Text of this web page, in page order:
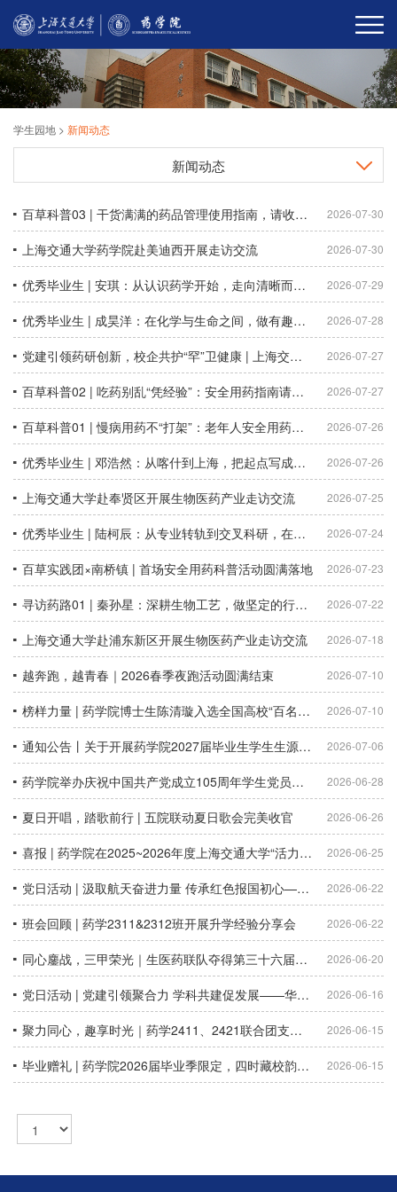
学生园地 > 新闻动态
新闻动态
百草科普03 | 干货满满的药品管理使用指南，请收好！ 2026-07-30
上海交通大学药学院赴美迪西开展走访交流 2026-07-30
优秀毕业生 | 安琪：从认识药学开始，走向清晰而坚定的选择 2026-07-29
优秀毕业生 | 成昊洋：在化学与生命之间，做有趣又有用的研究 2026-07-28
党建引领药研创新，校企共护“罕”卫健康 | 上海交通大学药学院与上药睿尔开展党建联建活动 2026-07-27
百草科普02 | 吃药别乱“凭经验”：安全用药指南请查收 2026-07-27
百草科普01 | 慢病用药不“打架”：老年人安全用药指南 2026-07-26
优秀毕业生 | 邓浩然：从喀什到上海，把起点写成向上的刻度 2026-07-26
上海交通大学赴奉贤区开展生物医药产业走访交流 2026-07-25
优秀毕业生 | 陆柯辰：从专业转轨到交叉科研，在未知中建立自己的坐标 2026-07-24
百草实践团×南桥镇 | 首场安全用药科普活动圆满落地 2026-07-23
寻访药路01 | 秦孙星：深耕生物工艺，做坚定的行业破局者 2026-07-22
上海交通大学赴浦东新区开展生物医药产业走访交流 2026-07-18
越奔跑，越青春｜2026春季夜跑活动圆满结束 2026-07-10
榜样力量 | 药学院博士生陈清璇入选全国高校“百名研究生党员标兵”创建名单 2026-07-10
通知公告丨关于开展药学院2027届毕业生学生生源核对工作的通知 2026-07-06
药学院举办庆祝中国共产党成立105周年学生党员骨干交流会暨“七一”专题党课 2026-06-28
夏日开唱，踏歌前行 | 五院联动夏日歌会完美收官 2026-06-26
喜报 | 药学院在2025~2026年度上海交通大学“活力班团”评选中取得佳绩 2026-06-25
党日活动 | 汲取航天奋进力量 传承红色报国初心——药学院硕士生第一党支部开展《登月（第一部）》红色观影主题活动 2026-06-22
班会回顾 | 药学2311&2312班开展升学经验分享会 2026-06-22
同心鏖战，三甲荣光｜生医药联队夺得第三十六届希望杯甲级季军！ 2026-06-20
党日活动 | 党建引领聚合力 学科共建促发展——华东师范大学、上海交通大学、伊犁师范大学学生党支部开展联建共建活动 2026-06-16
聚力同心，趣享时光｜药学2411、2421联合团支部系列班团活动纪实 2026-06-15
毕业赠礼 | 药学院2026届毕业季限定，四时藏校韵，礼赠少年程！ 2026-06-15